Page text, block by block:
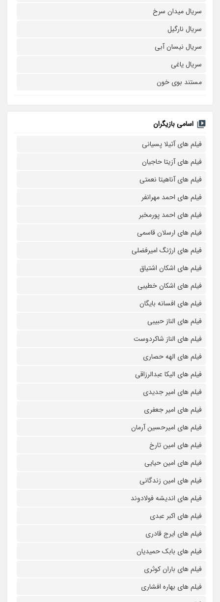
سریال میدان سرخ
سریال نارگیل
سریال نیسان آبی
سریال یاغی
مستند بوی خون
اسامی بازیگران
فیلم های آتیلا پسیانی
فیلم های آزیتا حاجیان
فیلم های آناهیتا نعمتی
فیلم های احمد مهرانفر
فیلم های احمد پورمخبر
فیلم های ارسلان قاسمی
فیلم های ارژنگ امیرفضلی
فیلم های اشکان اشتیاق
فیلم های اشکان خطیبی
فیلم های افسانه بایگان
فیلم های الناز حبیبی
فیلم های الناز شاکردوست
فیلم های الهه حصاری
فیلم های الیکا عبدالرزاقی
فیلم های امیر جدیدی
فیلم های امیر جعفری
فیلم های امیرحسین آرمان
فیلم های امین تارخ
فیلم های امین حیایی
فیلم های امین زندگانی
فیلم های اندیشه فولادوند
فیلم های اکبر عبدی
فیلم های ایرج قادری
فیلم های بابک حمیدیان
فیلم های باران کوثری
فیلم های بهاره افشاری